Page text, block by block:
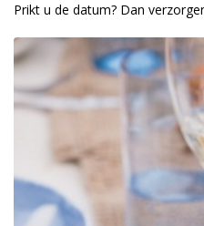
Prikt u de datum? Dan